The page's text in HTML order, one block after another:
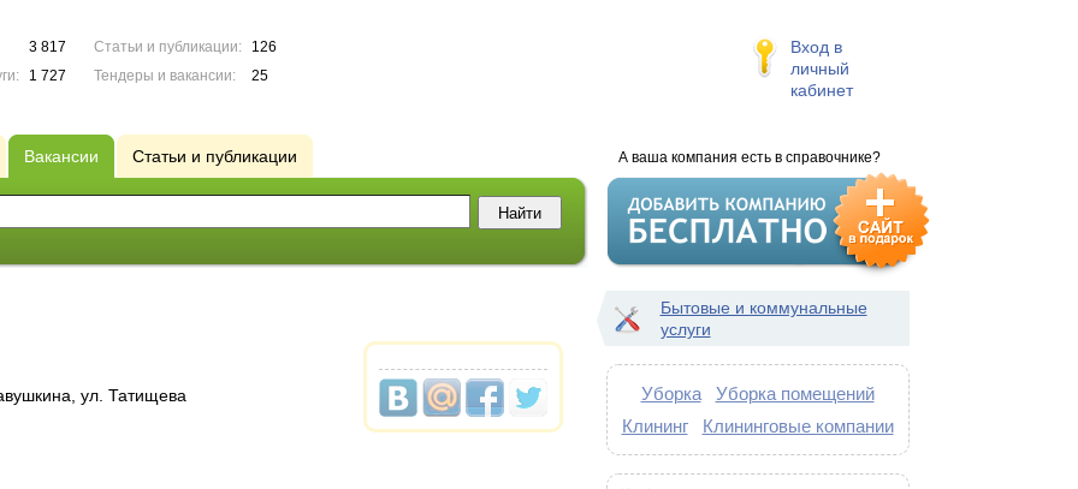
3 817
1 727
Статьи и публикации:
126
Тендеры и вакансии:
25
Вход в
личный
кабинет
А ваша компания есть в справочнике?
Вакансии Статьи и публикации
ул. Татищева
Бытовые и коммунальные
услуги
Уборка
Уборка помещений
Клининг
Клининговые компании